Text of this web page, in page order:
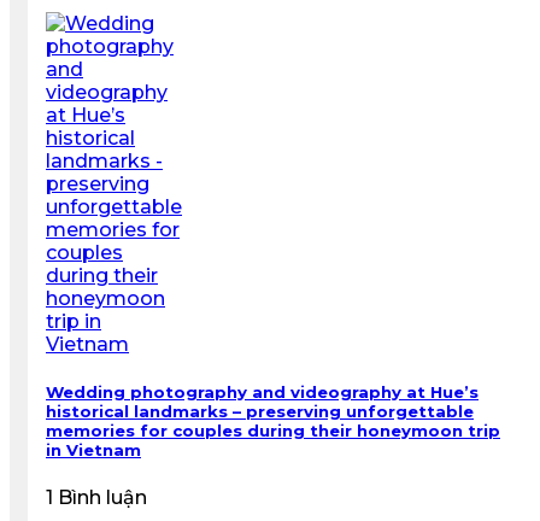
Wedding photography and videography at Hue’s
historical landmarks – preserving unforgettable
memories for couples during their honeymoon trip
in Vietnam
1 Bình luận